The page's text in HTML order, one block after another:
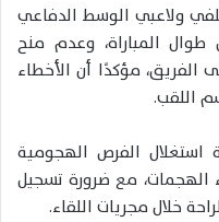
ولاعبي الوسط الدفاعي
طوال المباراة، وعدم منح
مؤكدًا أن الأخطاء
اللقب.
الفرص الهجومية
مع ضرورة تسجيل
خلال مجريات اللقاء.